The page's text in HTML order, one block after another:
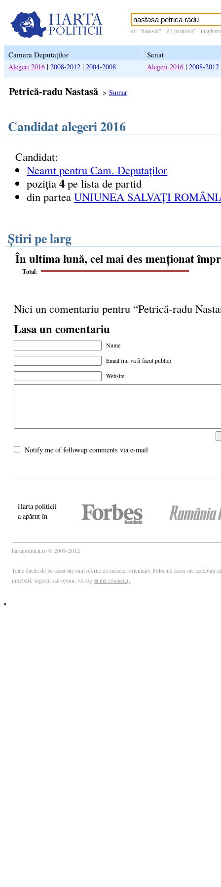
ex: "basescu", "d1 prahova",
Camera Deputaților Senat
Alegeri 2016 | 2008-2012 | 2004-2008 Alegeri 2016 | 2008-2012
Petrică-radu Nastasă > Sumar
Candidat alegeri 2016
Candidat:
Neamt pentru Cam. Deputaților
poziția4 pe lista de partid
din parteaUNIUNEA SALVAȚI
Știri pe larg
În ultima lună, cel mai des menționat
Total:
Nici un comentariu pentru “Petrică-radu
Lasa un comentariu
Nume
Email (nu va fi facut public)
Website
Notify me of followup comments via e-mail
Harta politicii
a apărut în
hartapoliticii.ro © 2008-2012
Toate datele de pe acest site sunt oferite cu caracter orientativ. Folosind acest site
întrebări, sugestii sau opinii, vă rog să mă contactați.